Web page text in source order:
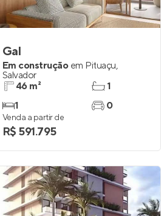
Entrar no Apto
Gal
Em construção em Pituaçu,
Salvador
46 m²
1
1
0
Venda a partir de
R$ 591.795